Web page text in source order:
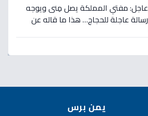
عاجل: مفتي المملكة يصل مِنى ويوجه
رسالة عاجلة للحجاج… هذا ما قاله عن
يمن برس